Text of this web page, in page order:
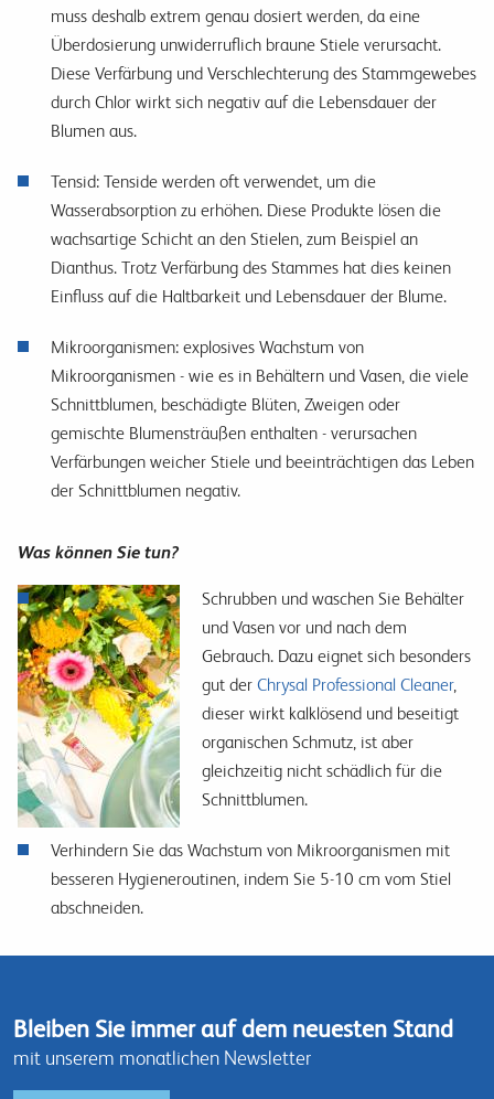
muss deshalb extrem genau dosiert werden, da eine
Überdosierung unwiderruflich braune Stiele verursacht.
Diese Verfärbung und Verschlechterung des Stammgewebes
durch Chlor wirkt sich negativ auf die Lebensdauer der
Blumen aus.
Tensid: Tenside werden oft verwendet, um die
Wasserabsorption zu erhöhen. Diese Produkte lösen die
wachsartige Schicht an den Stielen, zum Beispiel an
Dianthus. Trotz Verfärbung des Stammes hat dies keinen
Einfluss auf die Haltbarkeit und Lebensdauer der Blume.
Mikroorganismen: explosives Wachstum von
Mikroorganismen - wie es in Behältern und Vasen, die viele
Schnittblumen, beschädigte Blüten, Zweigen oder
gemischte Blumensträußen enthalten - verursachen
Verfärbungen weicher Stiele und beeinträchtigen das Leben
der Schnittblumen negativ.
Was können Sie tun?
Schrubben und waschen Sie Behälter
und Vasen vor und nach dem
Gebrauch. Dazu eignet sich besonders
gut der Chrysal Professional Cleaner,
dieser wirkt kalklösend und beseitigt
organischen Schmutz, ist aber
gleichzeitig nicht schädlich für die
Schnittblumen.
Verhindern Sie das Wachstum von Mikroorganismen mit
besseren Hygieneroutinen, indem Sie 5-10 cm vom Stiel
abschneiden.
Bleiben Sie immer auf dem neuesten Stand
mit unserem monatlichen Newsletter